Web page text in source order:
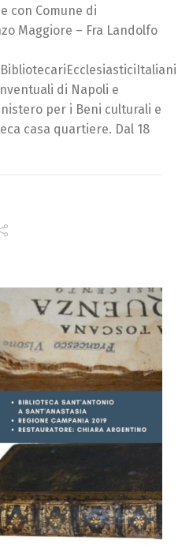
con Comune di
Maggiore – Fra Landolfo
di Napoli e
per i Beni culturali e
casa quartiere. Dal 18